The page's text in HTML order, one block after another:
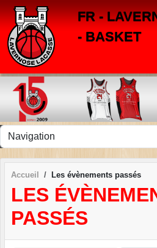
FR -
- BASKET
Accueil Les évènements passés
LES
PASSÉS
Panneau de gestion des cookies